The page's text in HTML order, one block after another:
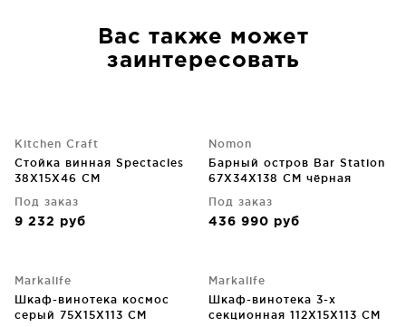
Вас также может
заинтересовать
Kitchen Craft
Стойка винная Spectacles
38X15X46 CM
Под заказ
9 232 руб
Nomon
Барный остров Bar Station
67X34X138 CM чёрная
Под заказ
436 990 руб
Markalife
Шкаф-винотека космос
серый 75X15X113 CM
Markalife
Шкаф-винотека 3-х
секционная 112X15X113 CM